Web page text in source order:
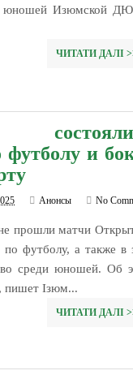
юношей Изюмской
ЧИТАТИ ДАЛІ
футболу и
Анонсы No
прошли матчи
футболу, а также в
среди юношей. Об
Ізюм...
ЧИТАТИ ДАЛІ